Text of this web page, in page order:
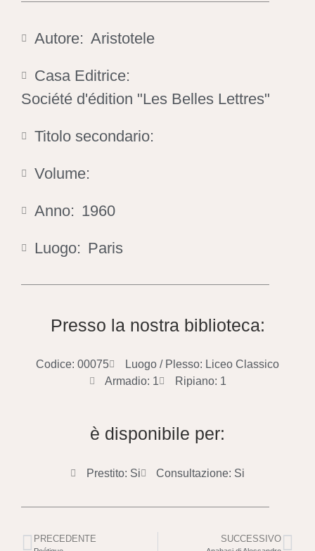
Autore: Aristotele
Casa Editrice:
Société d'édition "Les Belles Lettres"
Titolo secondario:
Volume:
Anno: 1960
Luogo: Paris
Presso la nostra biblioteca:
Codice: 00075
Luogo / Plesso: Liceo Classico
Armadio: 1
Ripiano: 1
è disponibile per:
Prestito: Si Consultazione: Si
PRECEDENTE SUCCESSIVO